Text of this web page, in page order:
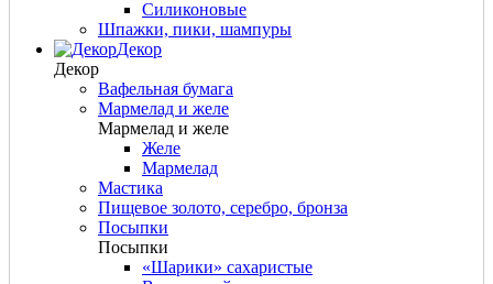
Силиконовые
Шпажки, пики, шампуры
Декор
Декор
Вафельная бумага
Мармелад и желе
Мармелад и желе
Желе
Мармелад
Мастика
Пищевое золото, серебро, бронза
Посыпки
Посыпки
«Шарики» сахаристые